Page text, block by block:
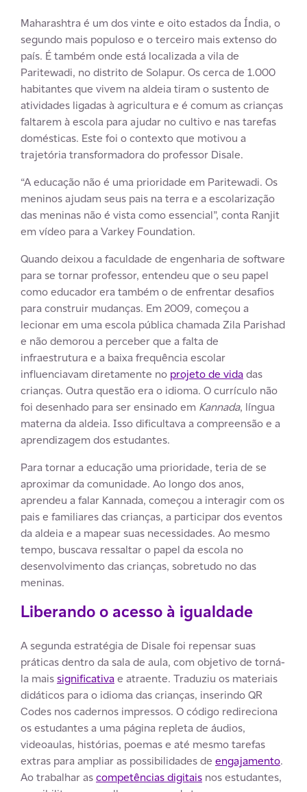
Maharashtra é um dos vinte e oito estados da Índia, o
segundo mais populoso e o terceiro mais extenso do
país. É também onde está localizada a vila de
Paritewadi, no distrito de Solapur. Os cerca de 1.000
habitantes que vivem na aldeia tiram o sustento de
atividades ligadas à agricultura e é comum as crianças
faltarem à escola para ajudar no cultivo e nas tarefas
domésticas. Este foi o contexto que motivou a
trajetória transformadora do professor Disale.
“A educação não é uma prioridade em Paritewadi. Os
meninos ajudam seus pais na terra e a escolarização
das meninas não é vista como essencial”, conta Ranjit
em vídeo para a Varkey Foundation.
Quando deixou a faculdade de engenharia de software
para se tornar professor, entendeu que o seu papel
como educador era também o de enfrentar desafios
para construir mudanças. Em 2009, começou a
lecionar em uma escola pública chamada Zila Parishad
e não demorou a perceber que a falta de
infraestrutura e a baixa frequência escolar
influenciavam diretamente no projeto de vidadas
crianças. Outra questão era o idioma. O currículo não
foi desenhado para ser ensinado em Kannada, língua
materna da aldeia. Isso dificultava a compreensão e a
aprendizagem dos estudantes.
Para tornar a educação uma prioridade, teria de se
aproximar da comunidade. Ao longo dos anos,
aprendeu a falar Kannada, começou a interagir com os
pais e familiares das crianças, a participar dos eventos
da aldeia e a mapear suas necessidades. Ao mesmo
tempo, buscava ressaltar o papel da escola no
desenvolvimento das crianças, sobretudo no das
meninas.
Liberando o acesso à igualdade
A segunda estratégia de Disale foi repensar suas
práticas dentro da sala de aula, com objetivo de torná-
la maissignificativae atraente. Traduziu os materiais
didáticos para o idioma das crianças, inserindo QR
Codes nos cadernos impressos. O código redireciona
os estudantes a uma página repleta de áudios,
videoaulas, histórias, poemas e até mesmo tarefas
extras para ampliar as possibilidades de engajamento.
Ao trabalhar ascompetências digitais nos estudantes,